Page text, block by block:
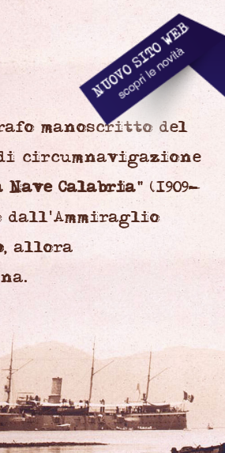
manoscritto del
circumnavigazione
Nave Calabria" (1909-
dall'Ammiraglio
, allora